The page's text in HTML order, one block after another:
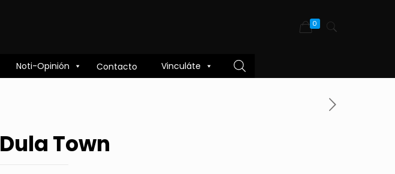
Noti-Opinión Contacto Vinculáte
0
Dula Town